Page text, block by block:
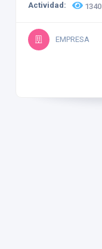
Actividad: 1340
EMPRESA